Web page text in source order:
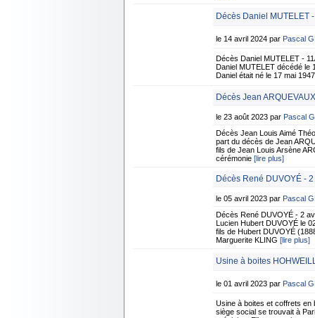
Décès Daniel MUTELET
le 14 avril 2024 par Pascal
Décès Daniel MUTELET -
Daniel MUTELET décédé le
Daniel était né le 17 mai
Décès Jean
le 23 août 2023 par Pascal
Décès Jean Louis Aimé
part du décès de Jean
fils de Jean Louis Arsène
cérémonie [lire plus]
Décès René DUVOYÉ -
le 05 avril 2023 par Pascal
Décès René DUVOYÉ - 2
Lucien Hubert DUVOYÉ le
fils de Hubert DUVOYÉ
Marguerite KLING [lire plus]
Usine à boites
le 01 avril 2023 par Pascal
Usine à boites et coffrets en
siège social se trouvait à